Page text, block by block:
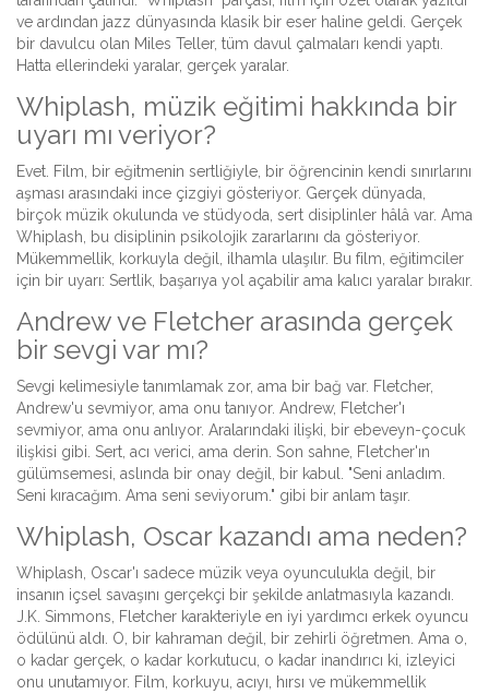
ve ardından jazz dünyasında klasik bir eser haline geldi. Gerçek
bir davulcu olan Miles Teller, tüm davul çalmaları kendi yaptı.
Hatta ellerindeki yaralar, gerçek yaralar.
Whiplash, müzik eğitimi hakkında bir
uyarı mı veriyor?
Evet. Film, bir eğitmenin sertliğiyle, bir öğrencinin kendi sınırlarını
aşması arasındaki ince çizgiyi gösteriyor. Gerçek dünyada,
birçok müzik okulunda ve stüdyoda, sert disiplinler hâlâ var. Ama
Whiplash, bu disiplinin psikolojik zararlarını da gösteriyor.
Mükemmellik, korkuyla değil, ilhamla ulaşılır. Bu film, eğitimciler
için bir uyarı: Sertlik, başarıya yol açabilir ama kalıcı yaralar bırakır.
Andrew ve Fletcher arasında gerçek
bir sevgi var mı?
Sevgi kelimesiyle tanımlamak zor, ama bir bağ var. Fletcher,
Andrew'u sevmiyor, ama onu tanıyor. Andrew, Fletcher'ı
sevmiyor, ama onu anlıyor. Aralarındaki ilişki, bir ebeveyn-çocuk
ilişkisi gibi. Sert, acı verici, ama derin. Son sahne, Fletcher'ın
gülümsemesi, aslında bir onay değil, bir kabul. "Seni anladım.
Seni kıracağım. Ama seni seviyorum." gibi bir anlam taşır.
Whiplash, Oscar kazandı ama neden?
Whiplash, Oscar'ı sadece müzik veya oyunculukla değil, bir
insanın içsel savaşını gerçekçi bir şekilde anlatmasıyla kazandı.
J.K. Simmons, Fletcher karakteriyle en iyi yardımcı erkek oyuncu
ödülünü aldı. O, bir kahraman değil, bir zehirli öğretmen. Ama o,
o kadar gerçek, o kadar korkutucu, o kadar inandırıcı ki, izleyici
onu unutamıyor. Film, korkuyu, acıyı, hırsı ve mükemmellik